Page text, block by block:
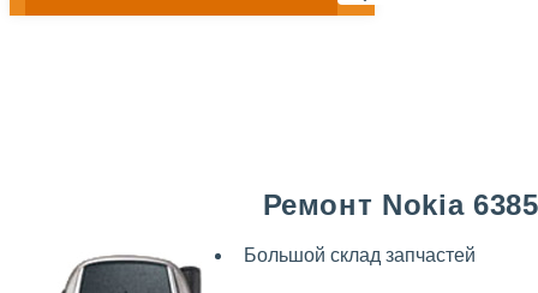
Ремонт Nokia 6385
Большой склад запчастей